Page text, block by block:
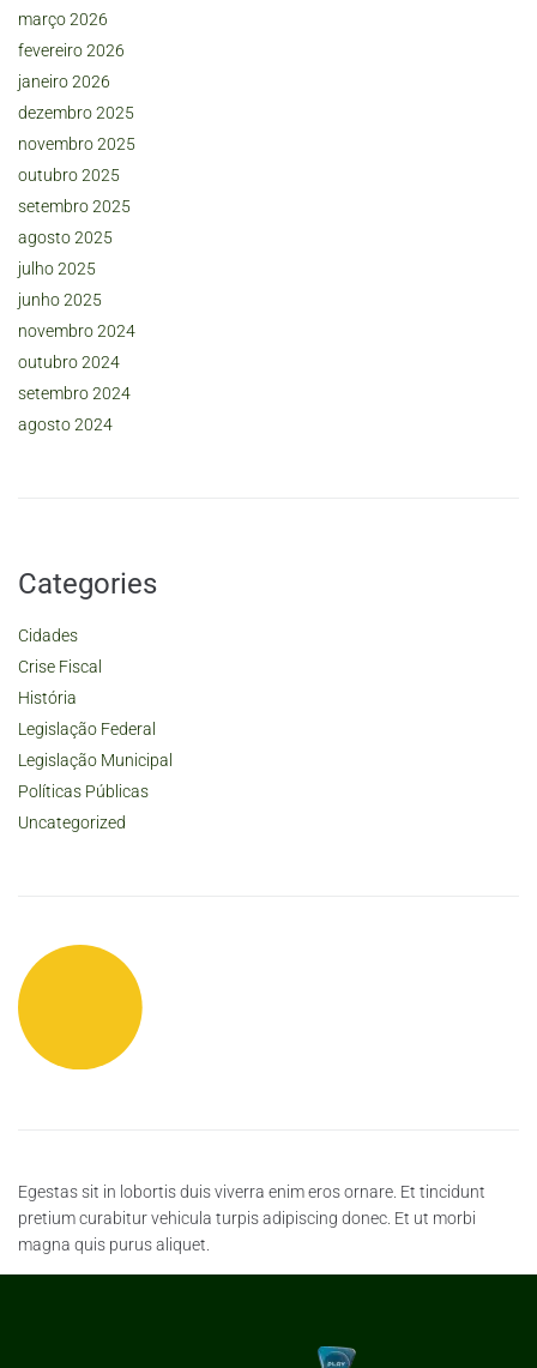
março 2026
fevereiro 2026
janeiro 2026
dezembro 2025
novembro 2025
outubro 2025
setembro 2025
agosto 2025
julho 2025
junho 2025
novembro 2024
outubro 2024
setembro 2024
agosto 2024
Categories
Cidades
Crise Fiscal
História
Legislação Federal
Legislação Municipal
Políticas Públicas
Uncategorized
Egestas sit in lobortis duis viverra enim eros ornare. Et tincidunt
pretium curabitur vehicula turpis adipiscing donec. Et ut morbi
magna quis purus aliquet.